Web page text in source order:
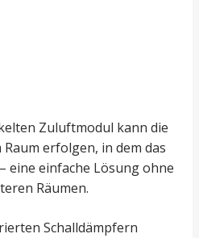
Zuluftmodul kann die
erfolgen, in dem das
eine einfache Lösung ohne
Räumen.
Schalldämpfern